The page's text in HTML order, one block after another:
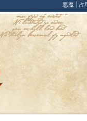
悪魔 | 占